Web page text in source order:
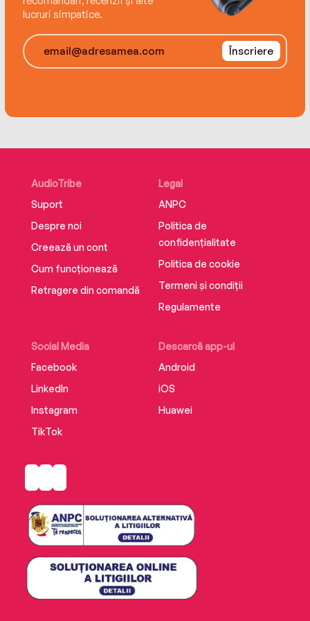
lucruri simpatice.
Înscriere
AudioTribe
Suport
Despre noi
Creează un cont
Cum funcționează
Retragere din comandă
Social Media
Facebook
LinkedIn
Instagram
TikTok
Descarcă app-ul
Android
iOS
Huawei
Legal
ANPC
Politica de
confidențialitate
Politica de cookie
Termeni și condiții
Regulamente